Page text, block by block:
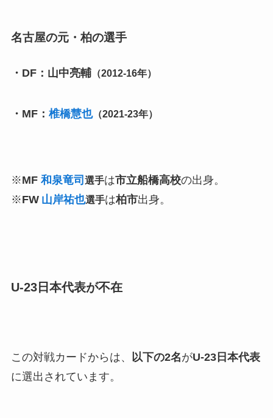
名古屋の元・柏の選手
・DF：山中亮輔（2012-16年）
・MF： 椎橋慧也（2021-23年）
※MF 和泉竜司 選手は市立船橋高校の出身。
※FW 山岸祐也選手は柏市出身。
U-23日本代表が不在
この対戦カードからは、 以下の2名がU-23日本代表
に選出されています。